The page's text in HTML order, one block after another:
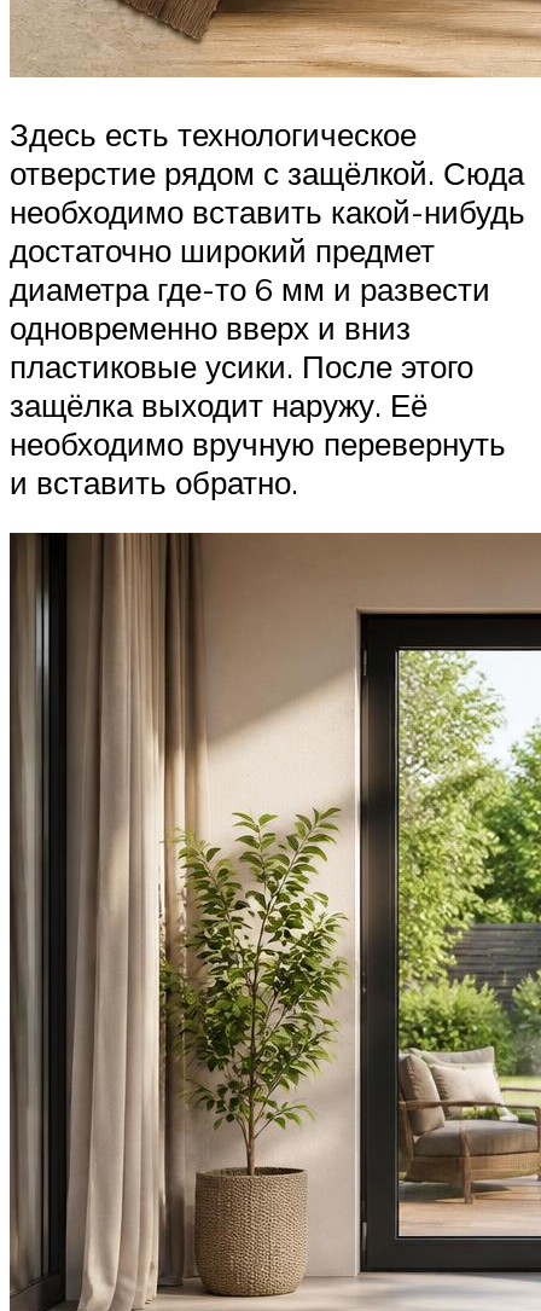
Здесь есть технологическое
отверстие рядом с защёлкой. Сюда
необходимо вставить какой-нибудь
достаточно широкий предмет
диаметра где-то 6 мм и развести
одновременно вверх и вниз
пластиковые усики. После этого
защёлка выходит наружу. Её
необходимо вручную перевернуть
и вставить обратно.